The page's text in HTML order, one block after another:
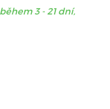
3 - 21 dní,